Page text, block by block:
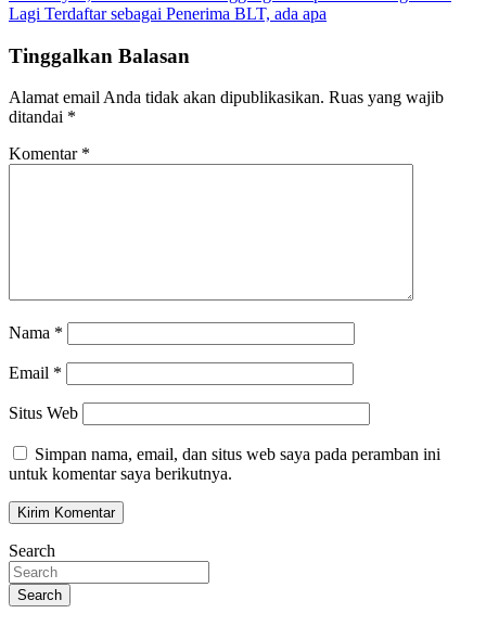
Lagi Terdaftar sebagai Penerima BLT, ada apa
Tinggalkan Balasan
Alamat email Anda tidak akan dipublikasikan. Ruas yang wajib
ditandai *
Komentar *
Nama *
Email *
Situs Web
Simpan nama, email, dan situs web saya pada peramban ini
untuk komentar saya berikutnya.
Search
Search